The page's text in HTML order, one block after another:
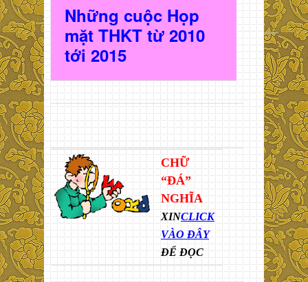
Những cuộc Họp
mặt THKT từ 2010
tới 2015
CHỮ
“ĐÁ”
NGHĨA
XINCLICK
VÀO ĐÂY
ĐỂ ĐỌC